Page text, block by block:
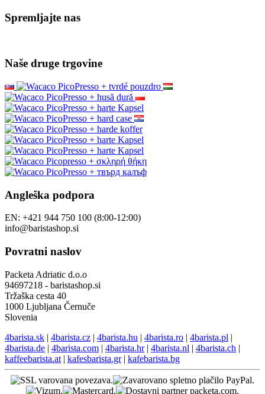
Spremljajte nas
Naše druge trgovine
Angleška podpora
EN: +421 944 750 100 (8:00-12:00)
info@baristashop.si
Povratni naslov
Packeta Adriatic d.o.o
94697218 - baristashop.si
Tržaška cesta 40
1000 Ljubljana Černuče
Slovenia
4barista.sk | 4barista.cz | 4barista.hu | 4barista.ro | 4barista.pl |
4barista.de | 4barista.com | 4barista.hr| 4barista.nl | 4barista.ch |
kaffeebarista.at | kafesbarista.gr| kafebarista.bg